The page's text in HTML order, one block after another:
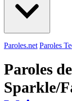
Paroles.net Paroles
Paroles
Sparkle/